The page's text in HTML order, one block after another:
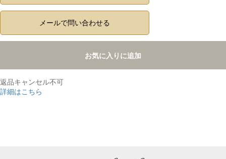
メールで問い合わせる
お気に入りに追加
返品キャンセル不可
詳細はこちら